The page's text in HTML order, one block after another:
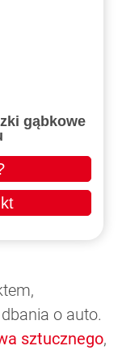
gąbkowe
o auto.
sztucznego,